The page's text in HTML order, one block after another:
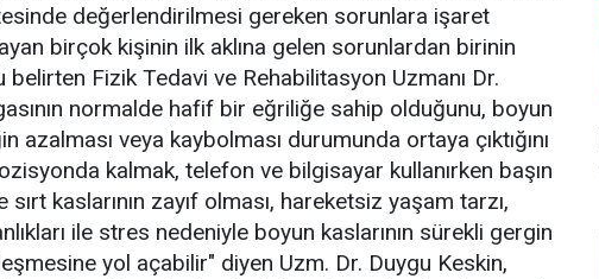
değerlendirilmesi gereken sorunlara işaret
birçok kişinin ilk aklına gelen sorunlardan birinin
Fizik Tedavi ve Rehabilitasyon Uzmanı Dr.
normalde hafif bir eğriliğe sahip olduğunu, boyun
veya kaybolması durumunda ortaya çıktığını
kalmak, telefon ve bilgisayar kullanırken başın
kaslarının zayıf olması, hareketsiz yaşam tarzı,
ile stres nedeniyle boyun kaslarının sürekli gergin
yol açabilir" diyen Uzm. Dr. Duygu Keskin,